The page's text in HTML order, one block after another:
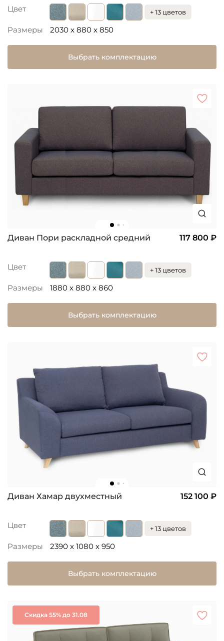
Цвет + 13 цветов
Размеры 2030 x 880 x 850
Выбрать комплектацию
Диван Пори раскладной средний 117 800 ₽
Цвет + 13 цветов
Размеры 1880 x 880 x 860
Выбрать комплектацию
Диван Хамар двухместный 152 100 ₽
Цвет + 13 цветов
Размеры 2390 x 1080 x 950
Выбрать комплектацию
Скидка 55% до 31.08